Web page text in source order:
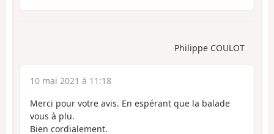
Philippe COULOT
10 mai 2021 à 11:18
Merci pour votre avis. En espérant que la balade
vous à plu.
Bien cordialement.